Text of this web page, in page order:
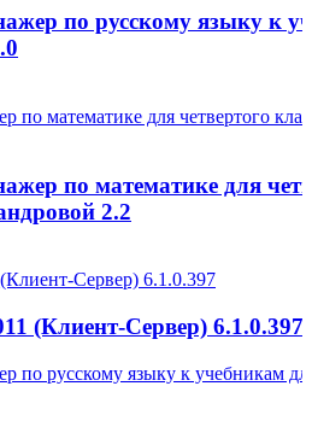
по русскому языку к
по математике для
2.2
(Клиент-Сервер) 6.1.0.397